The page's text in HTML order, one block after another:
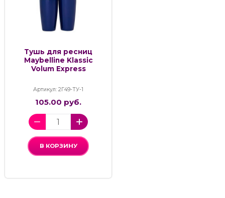
Тушь для ресниц
Maybelline Klassic
Volum Express
Артикул: 2Г49-ТУ-1
105.00 руб.
В КОРЗИНУ